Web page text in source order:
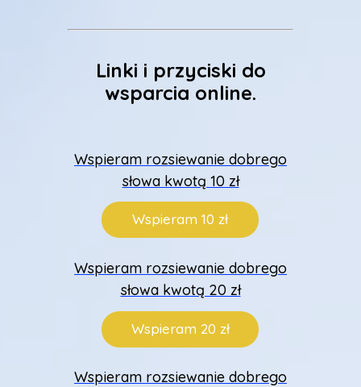
Wspieram 10 zł
Wspieram 20 zł
Linki i przyciski do
wsparcia online.
Wspieram rozsiewanie dobrego
słowa kwotą 10 zł
Wspieram rozsiewanie dobrego
słowa kwotą 20 zł
Wspieram rozsiewanie dobrego